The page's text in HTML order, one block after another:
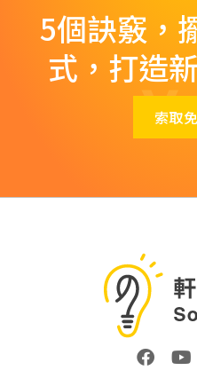
5個訣竅，
式，打造
索取
F
a
Y
o